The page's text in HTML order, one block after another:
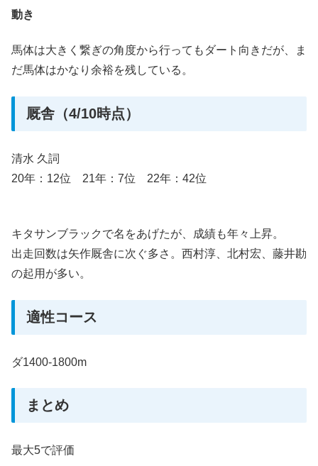
動き
馬体は大きく繋ぎの角度から行ってもダート向きだが、ま
だ馬体はかなり余裕を残している。
厩舎（4/10時点）
清水 久詞
20年：12位 21年：7位 22年：42位
キタサンブラックで名をあげたが、成績も年々上昇。
出走回数は矢作厩舎に次ぐ多さ。西村淳、北村宏、藤井勘
の起用が多い。
適性コース
ダ1400-1800m
まとめ
最大5で評価